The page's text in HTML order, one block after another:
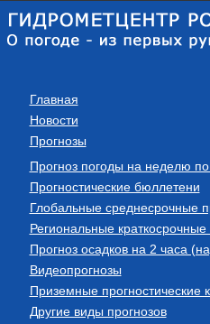
Главная
Новости
Прогнозы
Прогноз погоды на неделю
Прогностические бюллетени
Глобальные среднесрочные
Региональные краткосрочные
Прогноз осадков на 2 часа
Видеопрогнозы
Приземные прогностические
Другие виды прогнозов